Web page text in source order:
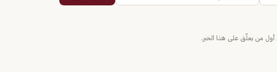
من يعلّق على هذا الخبر.